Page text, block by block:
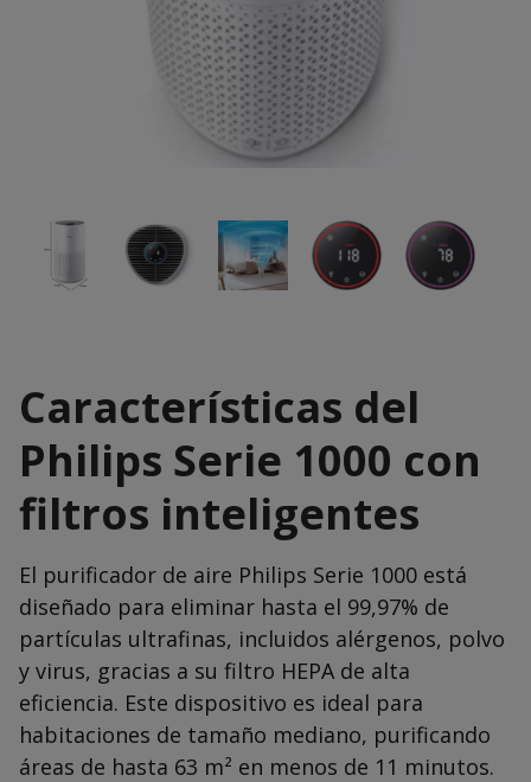
Características del
Philips Serie 1000 con
filtros inteligentes
El purificador de aire Philips Serie 1000 está
diseñado para eliminar hasta el 99,97% de
partículas ultrafinas, incluidos alérgenos, polvo
y virus, gracias a su filtro HEPA de alta
eficiencia. Este dispositivo es ideal para
habitaciones de tamaño mediano, purificando
áreas de hasta 63 m² en menos de 11 minutos.